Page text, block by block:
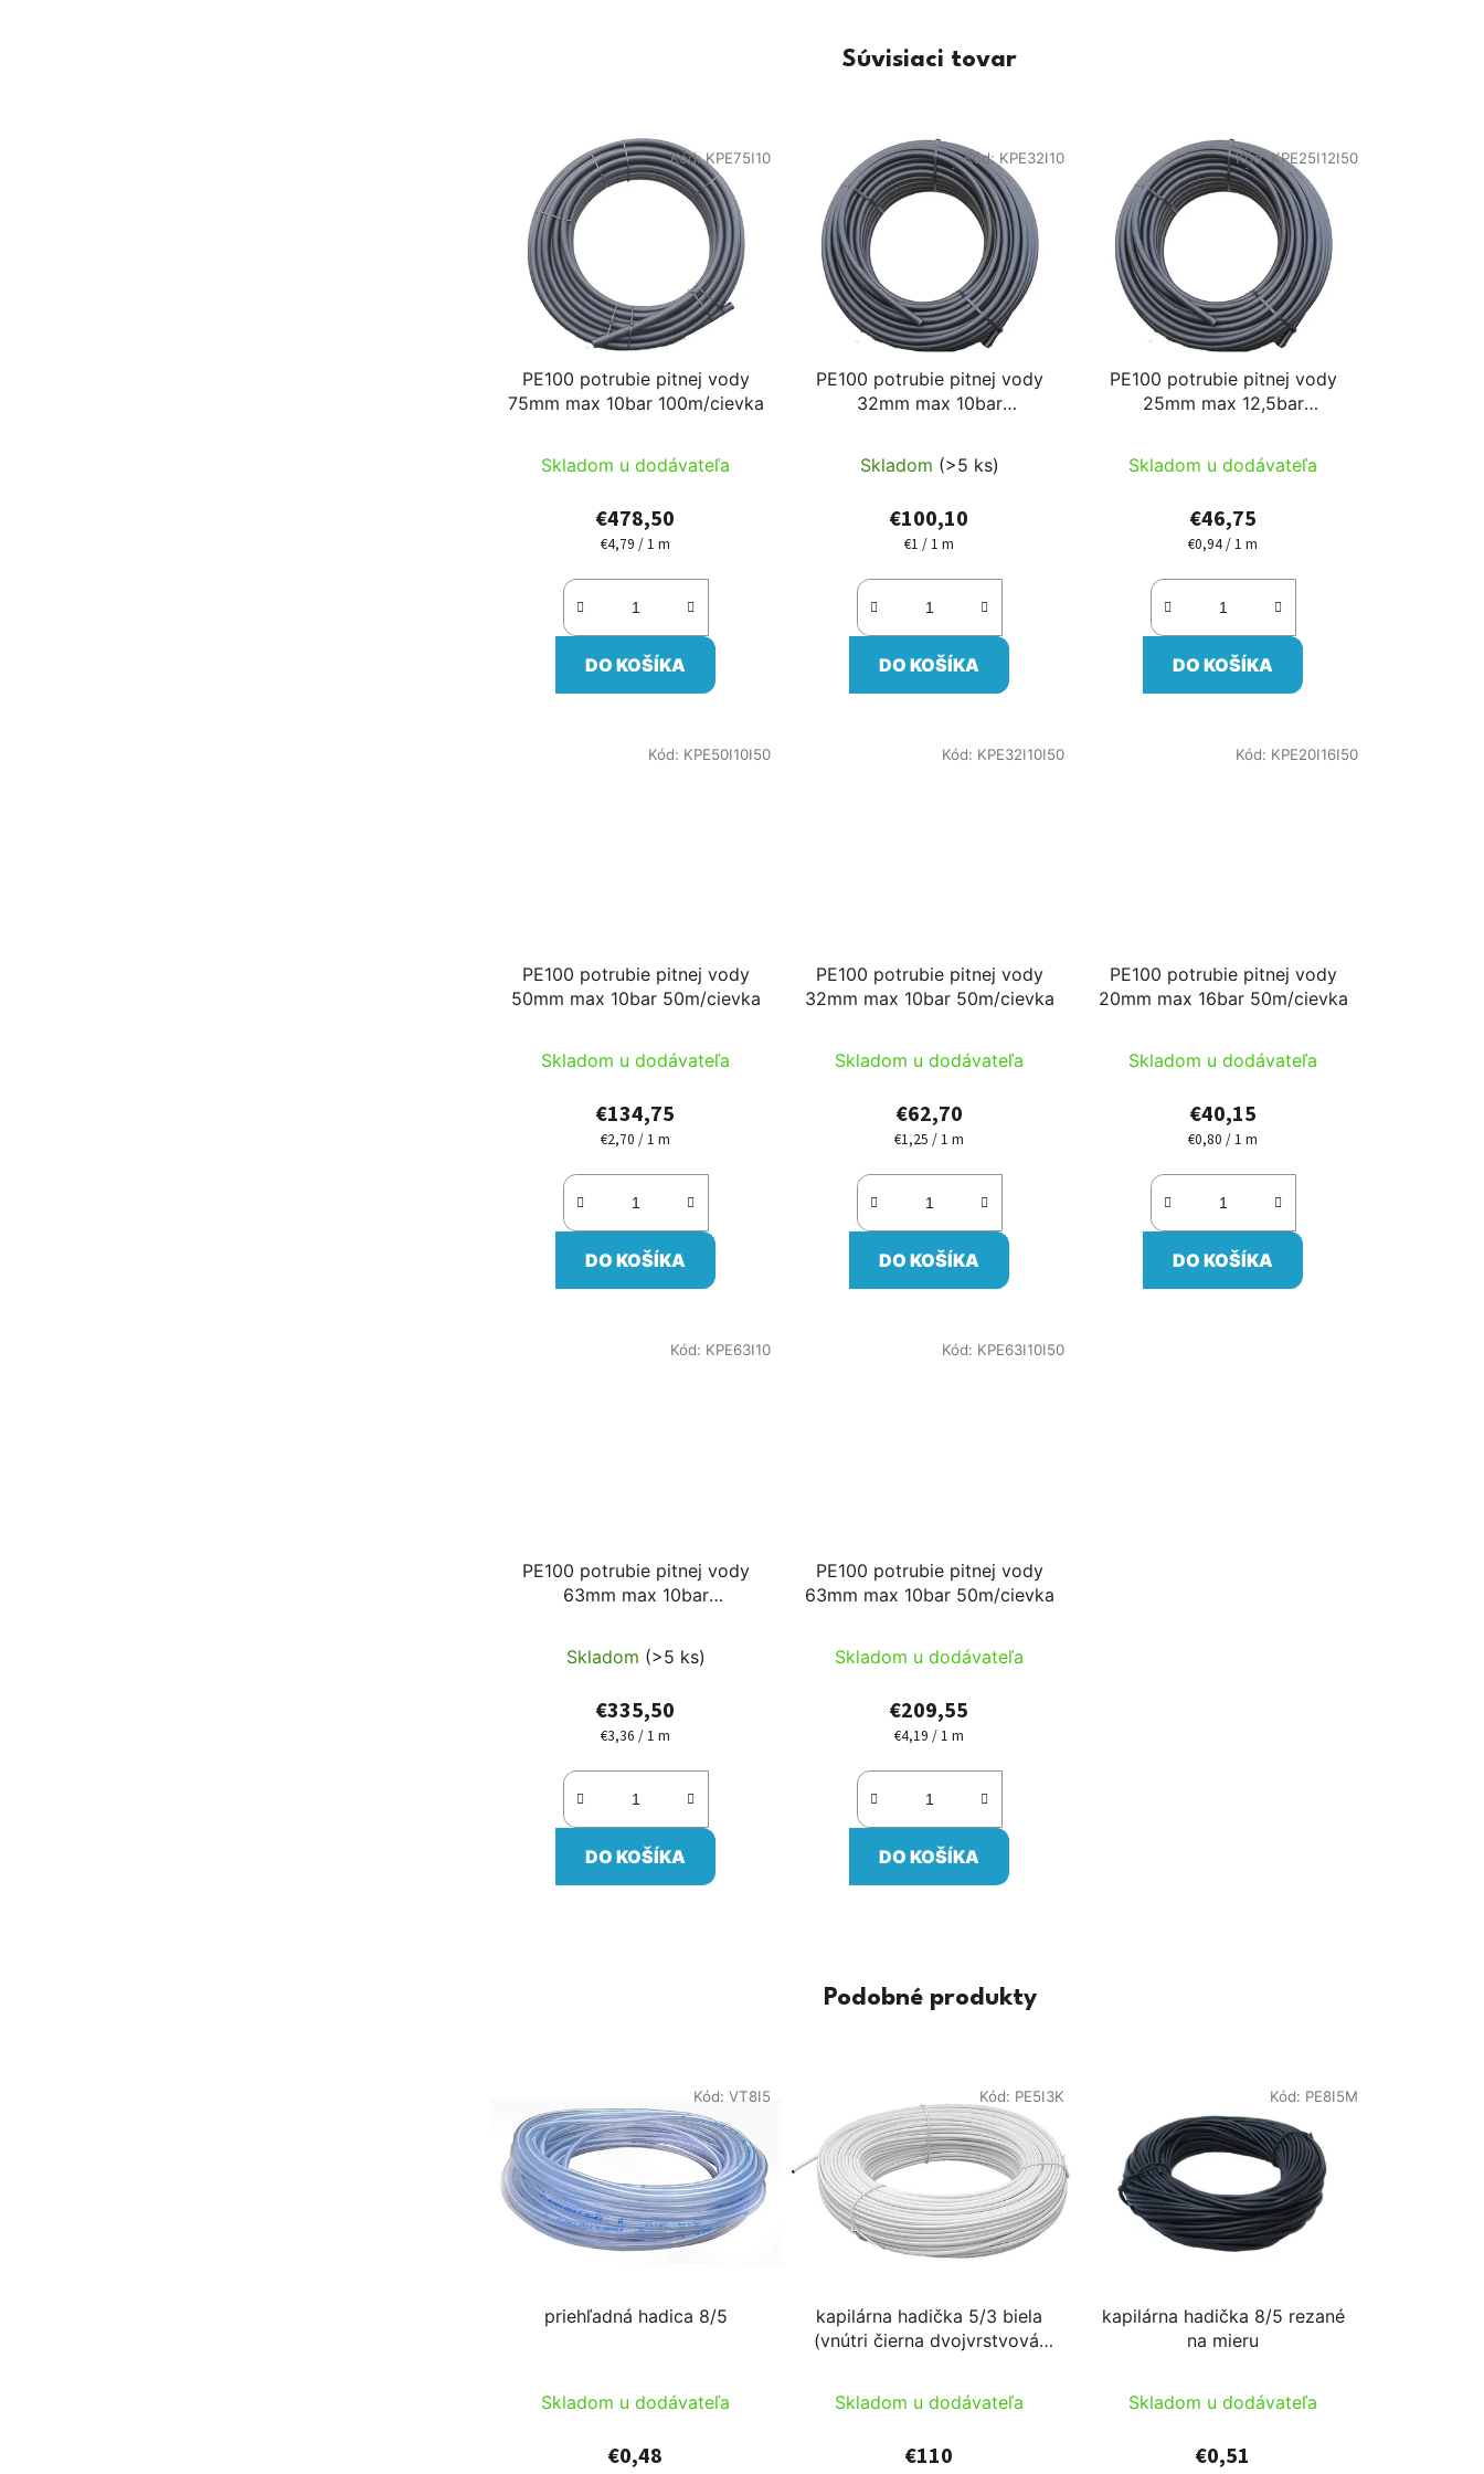
Súvisiaci tovar
PE100 potrubie pitnej vody
75mm max 10bar 100m/cievka
Skladom u dodávateľa
€478,50
Jednotková
€4,79 / 1 m
DO KOŠÍKA
Kód:KPE75I10
PE100 potrubie pitnej vody
32mm max 10bar
Skladom (>5 ks)
€100,10
Jednotková
€1 / 1 m
DO KOŠÍKA
Kód:KPE32I10
PE100 potrubie pitnej vody
25mm max 12,5bar
Skladom u dodávateľa
€46,75
Jednotková
€0,94 / 1 m
DO KOŠÍKA
Kód:KPE25I12I50
PE100 potrubie pitnej vody
50mm max 10bar 50m/cievka
Skladom u dodávateľa
€134,75
Jednotková
€2,70 / 1 m
DO KOŠÍKA
Kód: KPE50I10I50
PE100 potrubie pitnej vody
32mm max 10bar 50m/cievka
Skladom u dodávateľa
€62,70
Jednotková
€1,25 / 1 m
DO KOŠÍKA
Kód: KPE32I10I50
PE100 potrubie pitnej vody
20mm max 16bar 50m/cievka
Skladom u dodávateľa
€40,15
Jednotková
€0,80 / 1 m
DO KOŠÍKA
Kód: KPE20I16I50
PE100 potrubie pitnej vody
63mm max 10bar
Skladom (>5 ks)
€335,50
Jednotková
€3,36 / 1 m
DO KOŠÍKA
Kód: KPE63I10
PE100 potrubie pitnej vody
63mm max 10bar 50m/cievka
Skladom u dodávateľa
€209,55
Jednotková
€4,19 / 1 m
DO KOŠÍKA
Kód: KPE63I10I50
Podobné produkty
priehľadná hadica 8/5
Skladom u dodávateľa
€0,48
Kód: VT8I5
kapilárna hadička 5/3 biela
(vnútri čierna dvojvrstvová)
Skladom u dodávateľa
€110
Kód: PE5I3K
kapilárna hadička 8/5 rezané
na mieru
Skladom u dodávateľa
€0,51
Kód: PE8I5M